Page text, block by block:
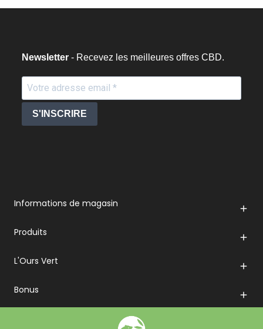
Newsletter - Recevez les meilleures offres CBD.
S'INSCRIRE
Informations de magasin 
Produits 
L'Ours Vert 
Bonus 